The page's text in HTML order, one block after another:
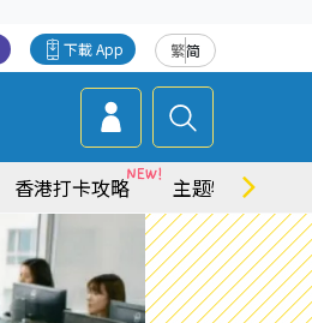
繁简
下載 App
香港打卡攻略 主题特集